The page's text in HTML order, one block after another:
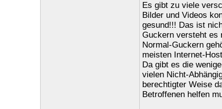
Es gibt zu viele
Bilder und Videos
gesund!!! Das ist
Guckern versteht es
Normal-Guckern
meisten Internet-
Da gibt es die
vielen Nicht-
berechtigter Weise
Betroffenen helfen